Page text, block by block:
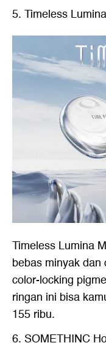
5. Timeless
Timeless Lumina
bebas minyak
color-locking
ringan ini bisa
155 ribu.
6. SOMETHINC